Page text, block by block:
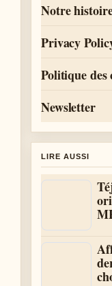
Notre
Privacy
Politique des
Newsletter
LIRE AUSSI